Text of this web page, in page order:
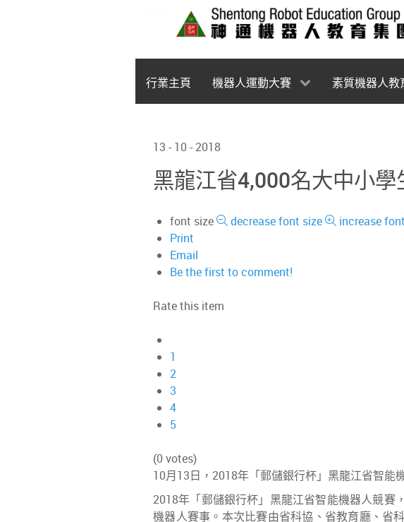
行業主頁 機器人運動大賽 素質機器人教
13 - 10 - 2018
黑龍江省4,000名大中小
font size decrease font size
increase
Print
Email
Be the first to comment!
Rate this item
1
2
3
4
5
(0 votes)
10月13日，2018年「郵儲銀行杯」黑龍江省智能
2018年「郵儲銀行杯」黑龍江省智能機器人競賽
機器人賽事。本次比賽由省科協、省教育廳、省